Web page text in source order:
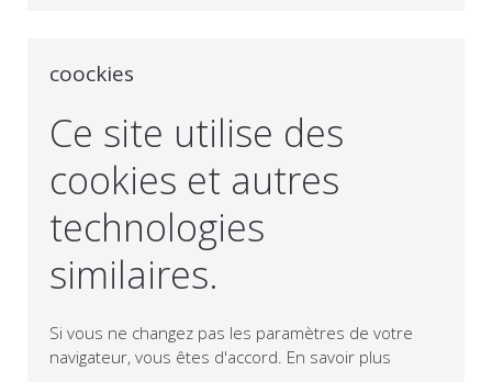
coockies
Ce site utilise des
cookies et autres
technologies
similaires.
Si vous ne changez pas les paramètres de votre
navigateur, vous êtes d'accord. En savoir plus